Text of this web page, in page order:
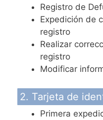
Registro de
Expedición de
registro
Realizar
registro
Modificar
2. Tarjeta de
Primera